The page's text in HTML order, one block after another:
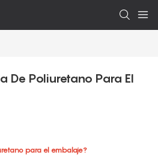
De Poliuretano Para El
para el embalaje?